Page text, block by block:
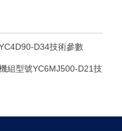
D34技術參數
組型號YC6MJ500-D21技